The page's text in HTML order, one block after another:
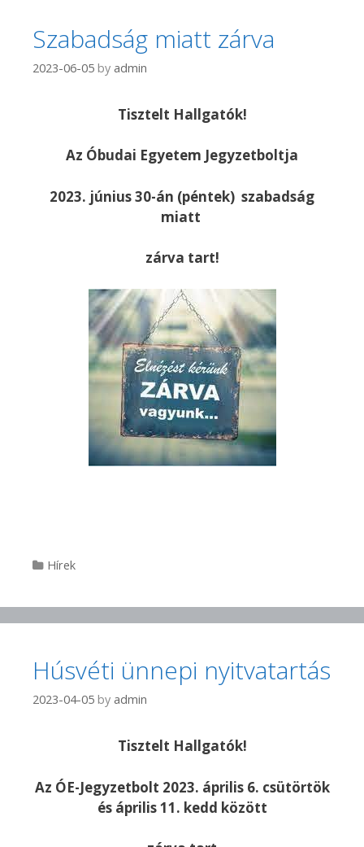
Szabadság miatt zárva
2023-06-05 by admin
Tisztelt Hallgatók!
Az Óbudai Egyetem Jegyzetboltja
2023. június 30-án (péntek) szabadság
miatt
zárva tart!
Categories
Hírek
Húsvéti ünnepi nyitvatartás
2023-04-05 by admin
Tisztelt Hallgatók!
Az ÓE-Jegyzetbolt 2023. április 6. csütörtök
és április 11. kedd között